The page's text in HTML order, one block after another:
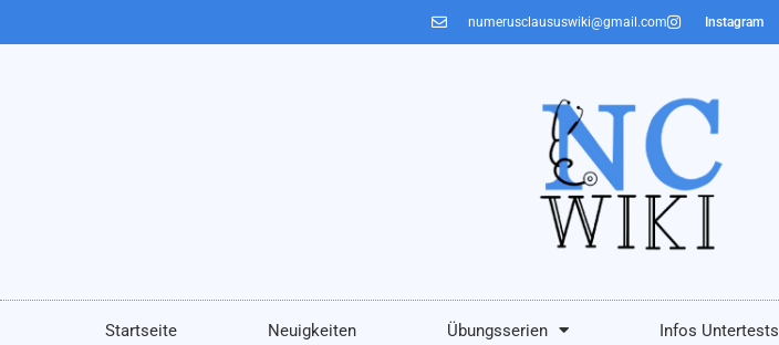
numerusclaususwiki@gmail.com Instagram
Startseite Neuigkeiten Übungsserien Infos Untertests